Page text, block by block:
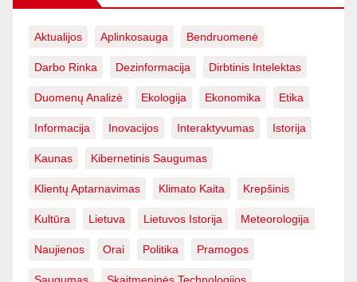
Aktualijos Aplinkosauga Bendruomenė
Darbo Rinka Dezinformacija Dirbtinis Intelektas
Duomenų Analizė Ekologija Ekonomika Etika
Informacija Inovacijos Interaktyvumas Istorija
Kaunas Kibernetinis Saugumas
Klientų Aptarnavimas Klimato Kaita Krepšinis
Kultūra Lietuva Lietuvos Istorija Meteorologija
Naujienos Orai Politika Pramogos